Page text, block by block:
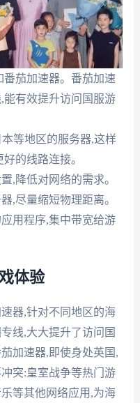
茄加速器。番茄加速
有效提升访问国服游
等地区的服务器,这样
的线路连接。
,降低对网络的需求。
,尽量缩短物理距离。
用程序,集中带宽给游
体验
器,针对不同地区的海
线,大大提升了访问国
加速器,即使身处英国,
突:皇室战争等热门游
等其他网络应用,为海